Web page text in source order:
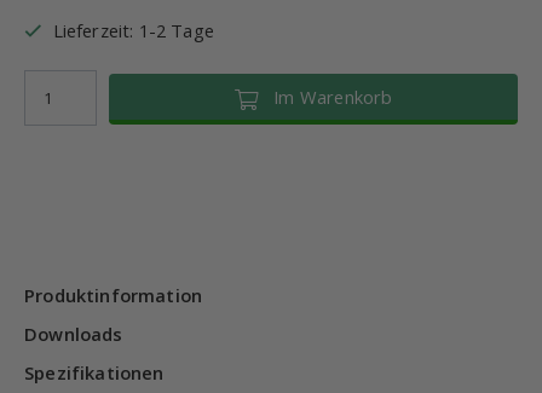
Lieferzeit: 1-2 Tage
Im Warenkorb
Produktinformation
Downloads
Spezifikationen